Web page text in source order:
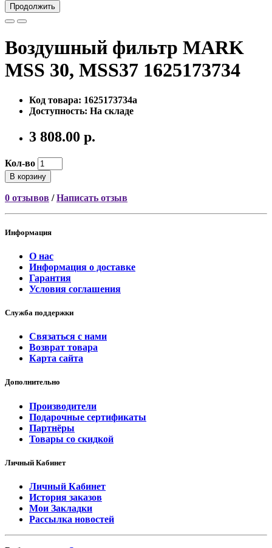
Продолжить
Воздушный фильтр MARK
MSS 30, MSS37 1625173734
Код товара: 1625173734a
Доступность: На складе
3 808.00 р.
Кол-во
В корзину
0 отзывов /Написать отзыв
Информация
О нас
Информация о доставке
Гарантия
Условия соглашения
Служба поддержки
Связаться с нами
Возврат товара
Карта сайта
Дополнительно
Производители
Подарочные сертификаты
Партнёры
Товары со скидкой
Личный Кабинет
Личный Кабинет
История заказов
Мои Закладки
Рассылка новостей